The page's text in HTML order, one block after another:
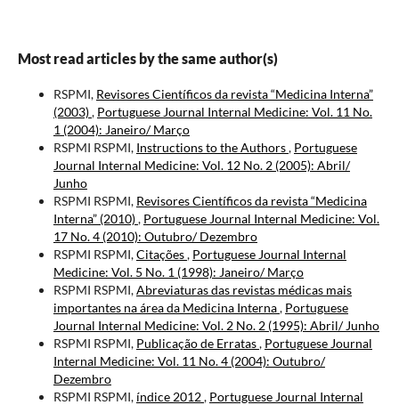
Most read articles by the same author(s)
RSPMI, Revisores Científicos da revista “Medicina Interna”
(2003), Portuguese Journal Internal Medicine: Vol. 11 No.
1 (2004): Janeiro/ Março
RSPMI RSPMI, Instructions to the Authors, Portuguese
Journal Internal Medicine: Vol. 12 No. 2 (2005): Abril/
Junho
RSPMI RSPMI, Revisores Científicos da revista “Medicina
Interna” (2010), Portuguese Journal Internal Medicine: Vol.
17 No. 4 (2010): Outubro/ Dezembro
RSPMI RSPMI,Citações, Portuguese Journal Internal
Medicine: Vol. 5 No. 1 (1998): Janeiro/ Março
RSPMI RSPMI,Abreviaturas das revistas médicas mais
importantes na área da Medicina Interna, Portuguese
Journal Internal Medicine: Vol. 2 No. 2 (1995): Abril/ Junho
RSPMI RSPMI, Publicação de Erratas, Portuguese Journal
Internal Medicine: Vol. 11 No. 4 (2004): Outubro/
Dezembro
RSPMI RSPMI, índice 2012, Portuguese Journal Internal